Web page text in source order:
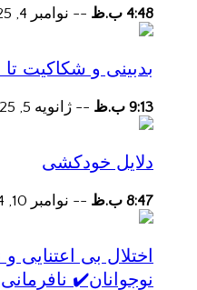
4:48 ب.ظ -- نوامبر 4, 2025
بدبینی و شکاکیت تا
9:13 ب.ظ -- ژانویه 5, 2025
دلایل خودکشی
8:47 ب.ظ -- نوامبر 10, 2024
اختلال بی اعتنایی
نوجوانان✔️